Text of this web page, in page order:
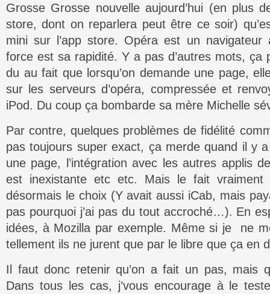
Grosse Grosse nouvelle aujourd’hui (en plus
store, dont on reparlera peut être ce soir)
mini sur l’app store. Opéra est un navigateur
force est sa rapidité. Y a pas d’autres mots, ça
du au fait que lorsqu’on demande une page,
sur les serveurs d’opéra, compressée et
iPod. Du coup ça bombarde sa mère Michelle
Par contre, quelques problèmes de fidélité
pas toujours super exact, ça merde quand il y
une page, l’intégration avec les autres applis
est inexistante etc etc. Mais le fait vraiment
désormais le choix (Y avait aussi iCab, mais
pas pourquoi j’ai pas du tout accroché…). En
idées, à Mozilla par exemple. Même si je ne
tellement ils ne jurent que par le libre que ça en
Il faut donc retenir qu’on a fait un pas, mais
Dans tous les cas, j’vous encourage à le